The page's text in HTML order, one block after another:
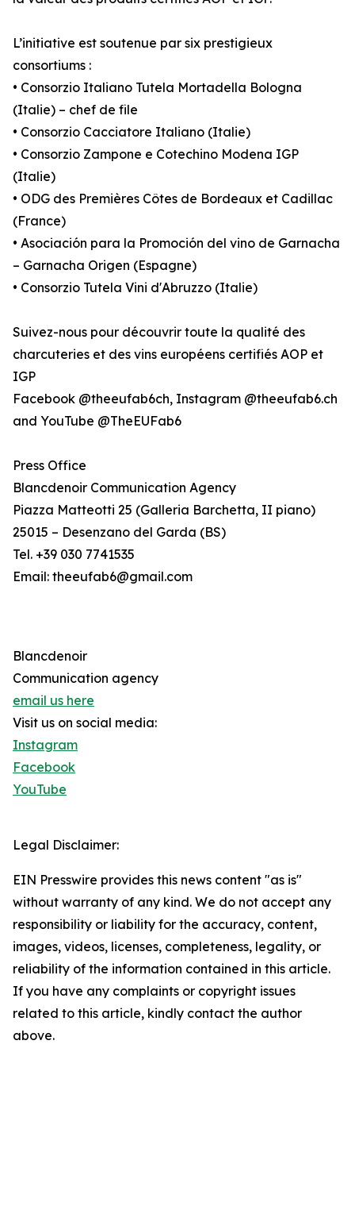
L’initiative est soutenue par six prestigieux
consortiums :
• Consorzio Italiano Tutela Mortadella Bologna
(Italie) – chef de file
• Consorzio Cacciatore Italiano (Italie)
• Consorzio Zampone e Cotechino Modena IGP
(Italie)
• ODG des Premières Côtes de Bordeaux et Cadillac
(France)
• Asociación para la Promoción del vino de Garnacha
– Garnacha Origen (Espagne)
• Consorzio Tutela Vini d'Abruzzo (Italie)
Suivez-nous pour découvrir toute la qualité des
charcuteries et des vins européens certifiés AOP et
IGP
Facebook @theeufab6ch, Instagram @theeufab6.ch
and YouTube @TheEUFab6
Press Office
Blancdenoir Communication Agency
Piazza Matteotti 25 (Galleria Barchetta, II piano)
25015 – Desenzano del Garda (BS)
Tel. +39 030 7741535
Email: theeufab6@gmail.com
Blancdenoir
Communication agency
email us here
Visit us on social media:
Instagram
Facebook
YouTube
Legal Disclaimer:
EIN Presswire provides this news content "as is"
without warranty of any kind. We do not accept any
responsibility or liability for the accuracy, content,
images, videos, licenses, completeness, legality, or
reliability of the information contained in this article.
If you have any complaints or copyright issues
related to this article, kindly contact the author
above.